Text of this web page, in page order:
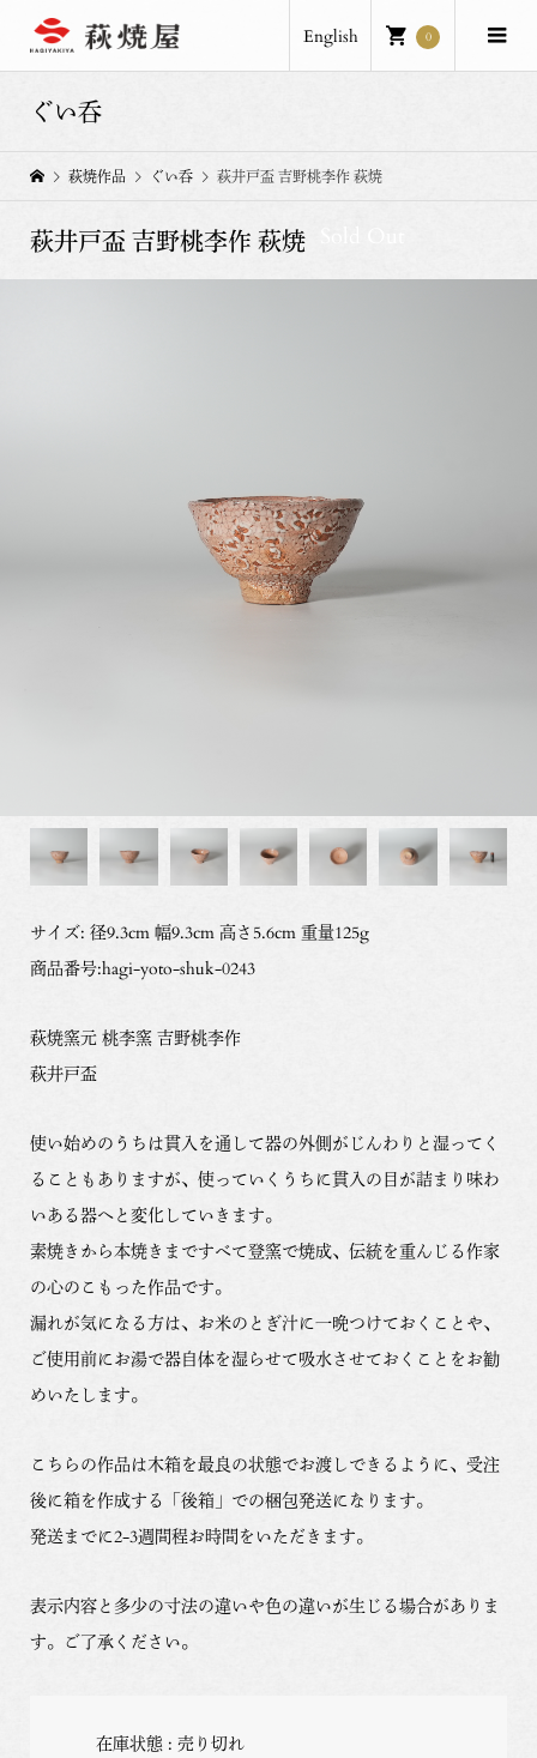
English 0
ぐい呑
萩焼作品 ぐい呑 萩井戸盃 吉野桃李作 萩焼
萩井戸盃 吉野桃李作 萩焼
サイズ: 径9.3cm 幅9.3cm 高さ5.6cm 重量125g
商品番号:hagi-yoto-shuk-0243
萩焼窯元 桃李窯 吉野桃李作
萩井戸盃
使い始めのうちは貫入を通して器の外側がじんわりと湿ってく
ることもありますが、使っていくうちに貫入の目が詰まり味わ
いある器へと変化していきます。
素焼きから本焼きまですべて登窯で焼成、伝統を重んじる作家
の心のこもった作品です。
漏れが気になる方は、お米のとぎ汁に一晩つけておくことや、
ご使用前にお湯で器自体を湿らせて吸水させておくことをお勧
めいたします。
こちらの作品は木箱を最良の状態でお渡しできるように、受注
後に箱を作成する「後箱」での梱包発送になります。
発送までに2-3週間程お時間をいただきます。
表示内容と多少の寸法の違いや色の違いが生じる場合がありま
す。ご了承ください。
在庫状態 : 売り切れ